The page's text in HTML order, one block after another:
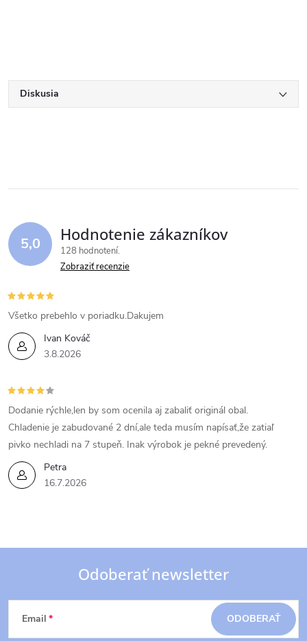
Diskusia
5,0 Hodnotenie zákazníkov
128 hodnotení
Zobraziť recenzie
Ivan Kováč
3.8.2026
Všetko prebehlo v poriadku.Dakujem
Petra
16.7.2026
Dodanie rýchle,len by som ocenila aj zabaliť originál obal.
Chladenie je zabudované 2 dní,ale teda musím napísať,že zatiaľ
pivko nechladi na 7 stupeň. Inak výrobok je pekné prevedený.
Z
Odoberať newsletter
Email ODOBERAŤ